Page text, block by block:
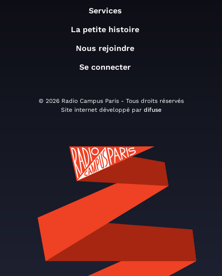
Services
La petite histoire
Nous rejoindre
Se connecter
© 2026 Radio Campus Paris - Tous droits réservés
Site internet développé par difuse